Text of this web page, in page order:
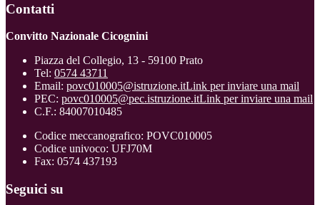
Contatti
Convitto Nazionale Cicognini
Piazza del Collegio, 13 - 59100 Prato
Tel: 0574 43711
Email: povc010005@istruzione.itLink per inviare una mail
PEC: povc010005@pec.istruzione.itLink per inviare una mail
C.F.: 84007010485
Codice meccanografico: POVC010005
Codice univoco: UFJ70M
Fax: 0574 437193
Seguici su